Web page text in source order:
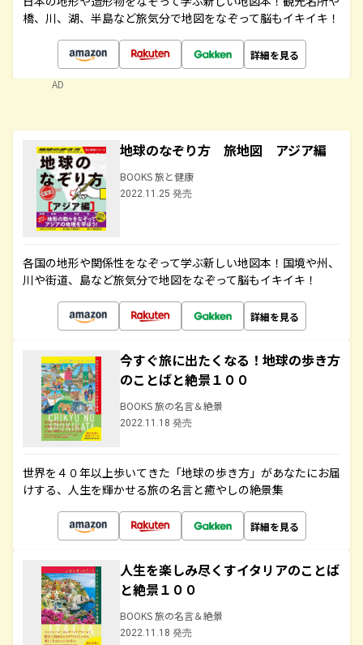
橋、川、湖、半島など旅気分で地図をなぞって脳もイキイキ！
詳細を見る
AD
地球のなぞり方 旅地図 アジア編
BOOKS 旅と健康
2022.11.25 発売
各国の地形や関係性をなぞって学ぶ新しい地図本！国境や州、
川や街道、島など旅気分で地図をなぞって脳もイキイキ！
詳細を見る
今すぐ旅に出たくなる！地球の歩き方
のことばと絶景１００
BOOKS 旅の名言＆絶景
2022.11.18 発売
世界を４０年以上歩いてきた「地球の歩き方」があなたにお届
けする、人生を輝かせる旅の名言と癒やしの絶景集
詳細を見る
人生を楽しみ尽くすイタリアのことば
と絶景１００
BOOKS 旅の名言＆絶景
2022.11.18 発売